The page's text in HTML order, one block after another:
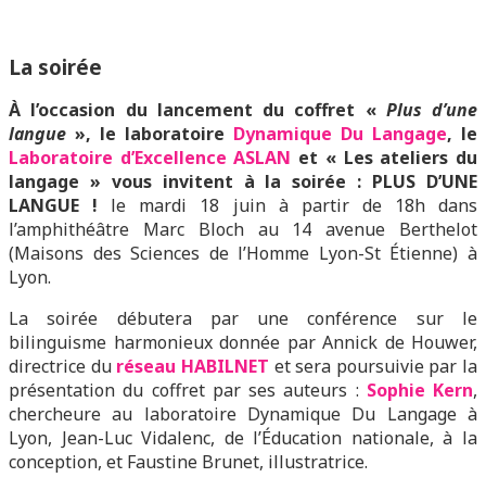
La soirée
À l’occasion du lancement du coffret « Plus d’une
langue », le laboratoire Dynamique Du Langage, le
Laboratoire d’Excellence ASLAN et « Les ateliers du
langage » vous invitent à la soirée : PLUS D’UNE
LANGUE ! le mardi 18 juin à partir de 18h dans
l’amphithéâtre Marc Bloch au 14 avenue Berthelot
(Maisons des Sciences de l’Homme Lyon-St Étienne) à
Lyon.
La soirée débutera par une conférence sur le
bilinguisme harmonieux donnée par Annick de Houwer,
directrice du réseau HABILNET et sera poursuivie par la
présentation du coffret par ses auteurs : Sophie Kern,
chercheure au laboratoire Dynamique Du Langage à
Lyon, Jean-Luc Vidalenc, de l’Éducation nationale, à la
conception, et Faustine Brunet, illustratrice.